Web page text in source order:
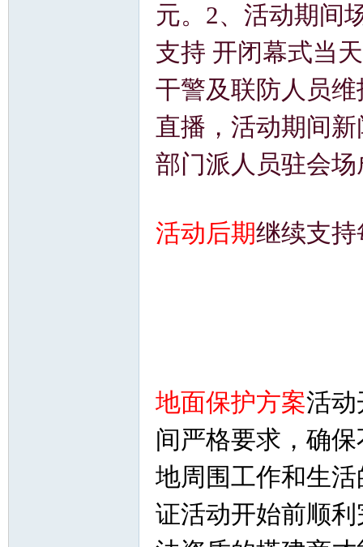
元。2、活动期间
支持 开闭幕式当
干警及联防人员
直播，活动期间
部门派人员驻会
活动后期继续支
地面保护方案活动
间严格要求，确
地周围工作和生
证活动开始前顺